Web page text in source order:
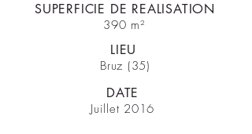
SUPERFICIE DE REALISATION
390 m²
LIEU
Bruz (35)
DATE
Juillet 2016